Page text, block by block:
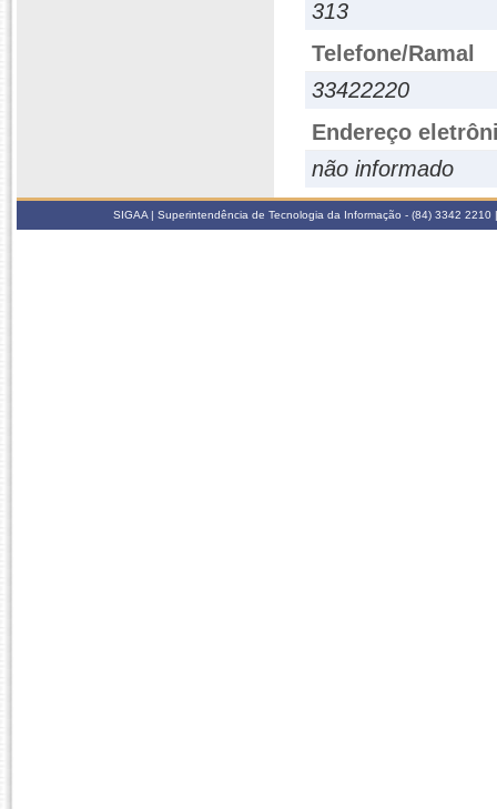
313
Telefone/Ramal
33422220
Endereço
não informado
SIGAA | Superintendência de Tecnologia da Informação - (84) 3342